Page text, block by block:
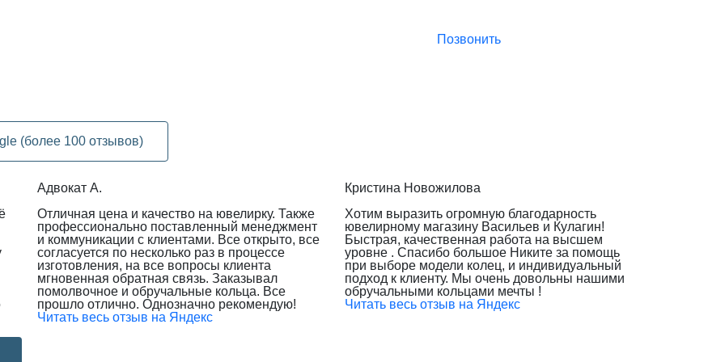
Позвонить
(более 100 отзывов)
Адвокат А.
Отличная цена и качество на ювелирку. Также
профессионально поставленный менеджмент
и коммуникации с клиентами. Все открыто, все
согласуется по несколько раз в процессе
изготовления, на все вопросы клиента
мгновенная обратная связь. Заказывал
помолвочное и обручальные кольца. Все
прошло отлично. Однозначно рекомендую!
Читать весь отзыв на Яндекс
Кристина Новожилова
Хотим выразить огромную благодарность
ювелирному магазину Васильев и Кулагин!
Быстрая, качественная работа на высшем
уровне . Спасибо большое Никите за помощь
при выборе модели колец, и индивидуальный
подход к клиенту. Мы очень довольны нашими
обручальными кольцами мечты !
Читать весь отзыв на Яндекс